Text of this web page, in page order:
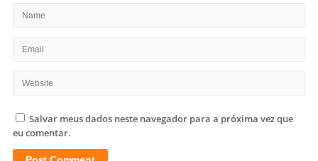
Salvar meus dados neste navegador para a próxima vez que
eu comentar.